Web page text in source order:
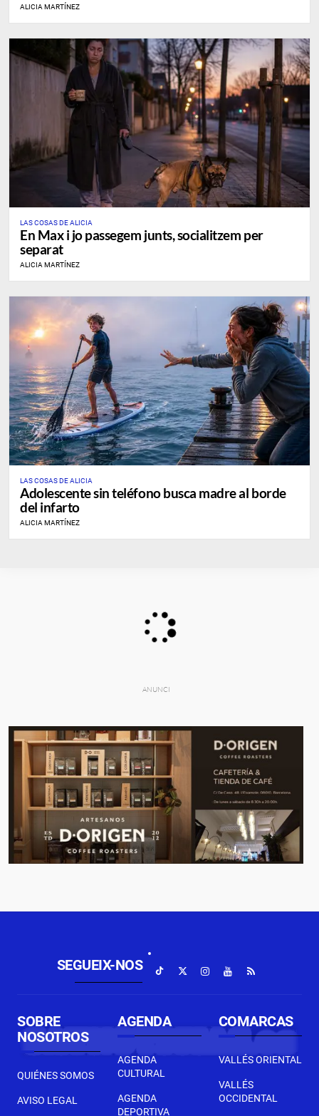
ALICIA MARTÍNEZ
LAS COSAS DE ALICIA
En Max i jo passegem junts, socialitzem per
separat
ALICIA MARTÍNEZ
LAS COSAS DE ALICIA
Adolescente sin teléfono busca madre al borde
del infarto
ALICIA MARTÍNEZ
SEGUEIX-NOS
SOBRE
NOSOTROS
QUIÉNES SOMOS
AVISO LEGAL
AGENDA
AGENDA
CULTURAL
AGENDA
DEPORTIVA
COMARCAS
VALLÉS ORIENTAL
VALLÉS
OCCIDENTAL